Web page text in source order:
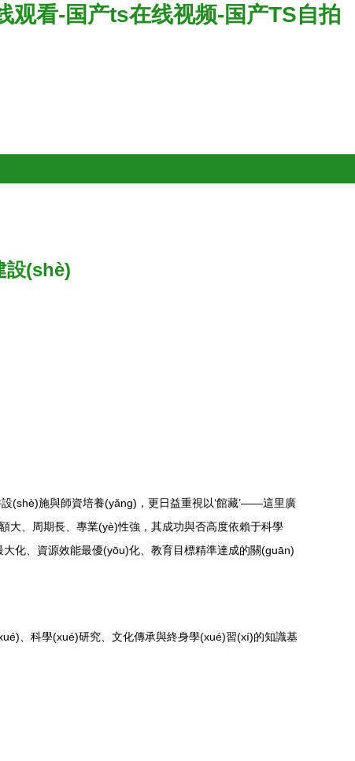
观看-国产ts在线视频-国产TS自拍
設(shè)
(shè)施與師資培養(yǎng)，更日益重視以‘館藏’——這里廣
、周期長、專業(yè)性強，其成功與否高度依賴于科學
化、資源效能最優(yōu)化、教育目標精準達成的關(guān)
、科學(xué)研究、文化傳承與終身學(xué)習(xí)的知識基